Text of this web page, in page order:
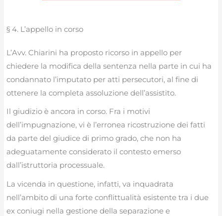
§ 4. L’appello in corso
L’Avv. Chiarini ha proposto ricorso in appello per
chiedere la modifica della sentenza nella parte in cui ha
condannato l’imputato per atti persecutori, al fine di
ottenere la completa assoluzione dell’assistito.
Il giudizio è ancora in corso. Fra i motivi
dell’impugnazione, vi è l’erronea ricostruzione dei fatti
da parte del giudice di primo grado, che non ha
adeguatamente considerato il contesto emerso
dall’istruttoria processuale.
La vicenda in questione, infatti, va inquadrata
nell’ambito di una forte conflittualità esistente tra i due
ex coniugi nella gestione della separazione e